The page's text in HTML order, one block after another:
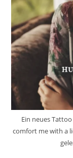
Ein neues
comfort me with a